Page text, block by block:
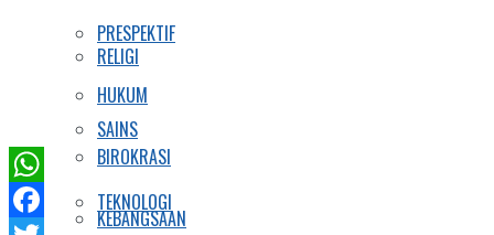
PRESPEKTIF
HUKUM
BIROKRASI
KEBANGSAAN
RELIGI
SAINS
TEKNOLOGI
WhatsApp